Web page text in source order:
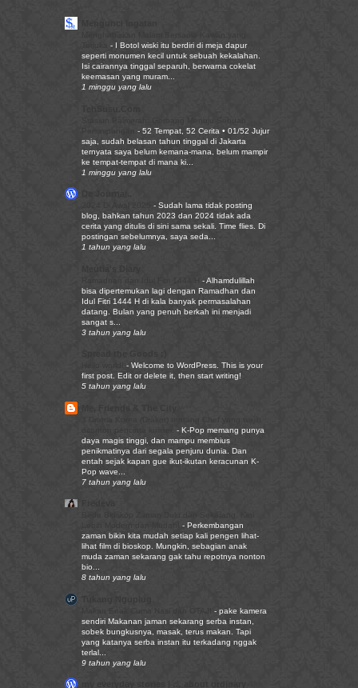
- I Botol wiski itu berdiri di meja dapur
seperti monumen kecil untuk sebuah kekalahan.
Isi cairannya tinggal separuh, berwarna cokelat
keemasan yang muram...
1 minggu yang lalu
- 52 Tempat, 52 Cerita • 01/52 Jujur
saja, sudah belasan tahun tinggal di Jakarta
ternyata saya belum kemana-mana, belum mampir
ke tempat-tempat di mana ki...
1 minggu yang lalu
- Sudah lama tidak posting
blog, bahkan tahun 2023 dan 2024 tidak ada
cerita yang ditulis di sini sama sekali. Time flies. Di
postingan sebelumnya, saya seda...
1 tahun yang lalu
-Alhamdulillah
bisa dipertemukan lagi dengan Ramadhan dan
Idul Fitri 1444 H di kala banyak permasalahan
datang. Bulan yang penuh berkah ini menjadi
sangat s...
3 tahun yang lalu
- Welcome to WordPress. This is your
first post. Edit or delete it, then start writing!
5 tahun yang lalu
- K-Pop memang punya
daya magis tinggi, dan mampu membius
penikmatinya dari segala penjuru dunia. Dan
entah sejak kapan gue ikut-ikutan keracunan K-
Pop wave...
7 tahun yang lalu
- Perkembangan
zaman bikin kita mudah setiap kali pengen lihat-
lihat film di bioskop. Mungkin, sebagian anak
muda zaman sekarang gak tahu repotnya nonton
bio...
8 tahun yang lalu
- pake kamera
sendiri Makanan jaman sekarang serba instan,
sobek bungkusnya, masak, terus makan. Tapi
yang katanya serba instan itu terkadang nggak
terlal...
9 tahun yang lalu